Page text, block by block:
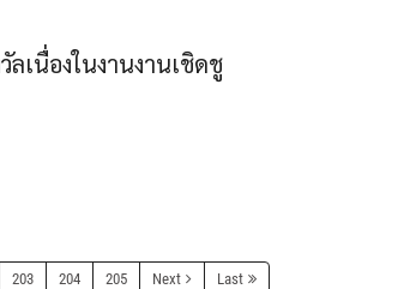
เนื่องในงานงานเชิดชู
203 204 205 Next Last